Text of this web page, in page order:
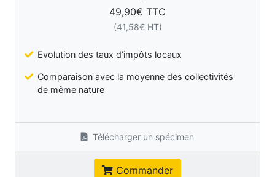
49,90€ TTC
(41,58€ HT)
Evolution des taux d’impôts locaux
Comparaison avec la moyenne des collectivités
de même nature
Télécharger un spécimen
Commander